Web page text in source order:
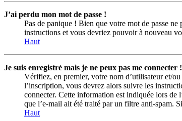
J’ai perdu mon mot de passe !
Pas de panique ! Bien que votre mot de passe
instructions et vous devriez pouvoir à nouveau
Haut
Je suis enregistré mais je ne peux pas me connecter !
Vérifiez, en premier, votre nom d’utilisateur et/
l’inscription, vous devrez alors suivre les
connecter. Cette information est indiquée lors de
que l’e-mail ait été traité par un filtre anti-spam.
Haut